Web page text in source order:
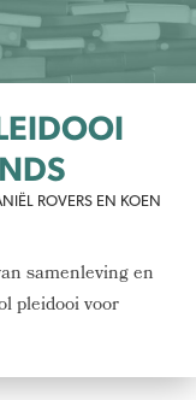
ROVERS EN KOEN
samenleving en
pleidooi voor